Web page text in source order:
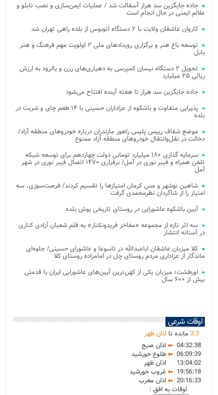
جاده جایگزین سد هراز آسفالت شد / عملیات ایمن‌سازی و نصب تابلو و
علائم ایمنی در حال انجام است
کاروان عاشقان ولایت با ۲ دستگاه اتوبوس از بلده راهی تهران شد
توسعه باغ هنر و برگزاری رویدادهای ملی ۲ اولویت مهم فرهنگ و هنر
بابل
تحویل ۲ دستگاه نیسان کمپرسی به دهیاری‌های رزن و یالرود به ارزش
ریالی ۲۵ میلیارد
جاده جایگزین سد هراز تا هفته آینده افتتاح می‌شود
پذیرایی متفاوت و باشکوه از عزاداران حسینی با ۱۴ طعم چای و شربت در
بلده
موضع شفاف رییس پلیس راهور مازندران درباره خودروهای منطقه آزاد/
دخالت در نقل‌وانتقال خودروهای منطقه آزاد ممنوع
سرمایه گذاری ۱۸۰ میلیارد تومانی دولت چهاردهم برای توسعه شبکه
تلفن همراه و فیبر نوری در آمل/ برقراری ۱۴۷۰ اتصال فیبر نوری در شهر
آمل
شاهین نوشهر و مس کرمان امتیازها را تقسیم کردند/ فرصت‌سوزی، سه
امتیاز را از شاگردان نظرمحمدی گرفت
آیین باشکوه عاشورایی در روستای تاریخی یوش بلده
سه اثر تازه از مجموعه «مفاخر فریدونکنار» به قلم شعبان آزادی کناری
در آستانه انتشار
کلا میزبان عاشقان اباعبدالله در تاسوعا و عاشورای حسینی/ جلوه‌ای
ماندگار از عزاداری مردم روستای چل در امامزاده روستای کلا
اورطشت؛ میزبان یکی از کهن‌ترین آیین‌های عاشورایی ایران با قدمتی
بیش از ۶۰۰ سال
اوقات شرعی
3:3 مانده تا اذان ظهر
04:32:38
اذان صبح
06:09:39
طلوع خورشید
13:04:02
اذان ظهر
19:56:18
غروب خورشید
20:16:33
اذان مغرب
اوقات به افق :